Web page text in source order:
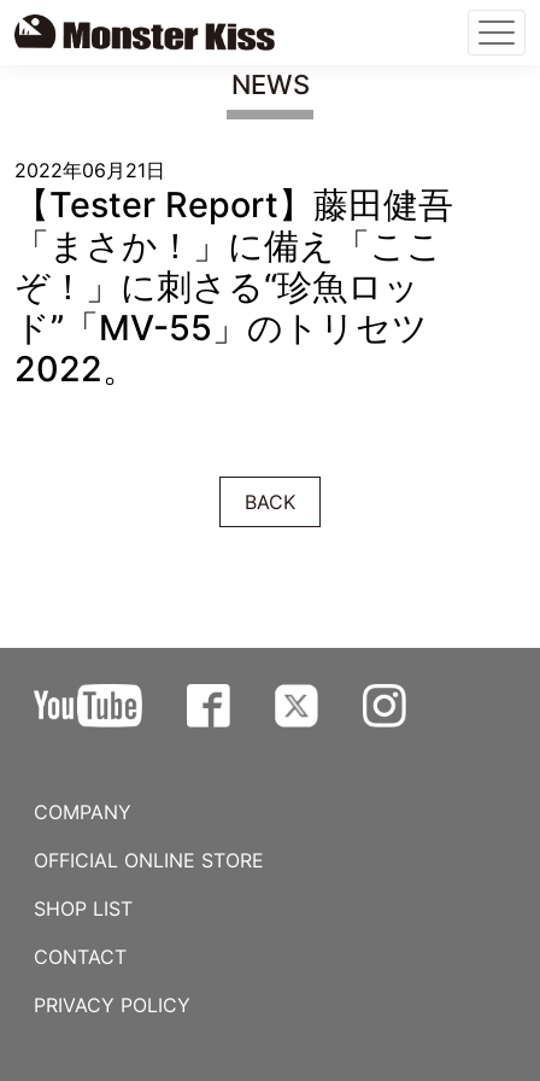
NEWS
2022年06月21日
【Tester Report】藤田健吾
「まさか！」に備え「ここ
ぞ！」に刺さる“珍魚ロッ
ド”「MV-55」のトリセツ
2022。
BACK
COMPANY
OFFICIAL ONLINE STORE
SHOP LIST
CONTACT
PRIVACY POLICY